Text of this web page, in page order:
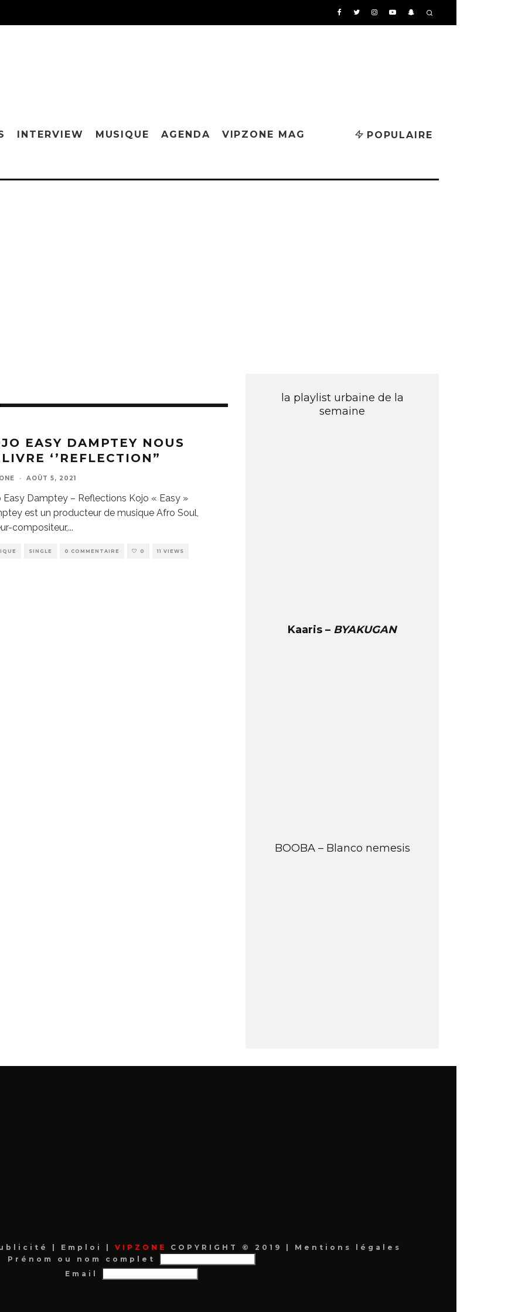
INTERVIEW MUSIQUE AGENDA VIPZONE MAG POPULAIRE
EASY DAMPTEY NOUS
‘’REFLECTION”
· AOÛT 5, 2021
Easy Damptey – Reflections Kojo « Easy »
est un producteur de musique Afro Soul,
compositeur,...
SINGLE 0 COMMENTAIRE 0 11 VIEWS
la playlist urbaine de la
semaine
Kaaris – BYAKUGAN
BOOBA – Blanco nemesis
Emploi VIPZONE COPYRIGHT © 2019 |
Mentions légales
Prénom ou nom complet
Email